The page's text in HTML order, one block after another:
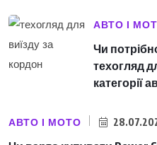
АВТО І
Чи
техогляд
категорії
АВТО І МОТО